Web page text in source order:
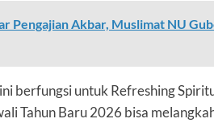
Pengajian Akbar, Muslimat NU
berfungsi untuk Refreshing
Tahun Baru 2026 bisa